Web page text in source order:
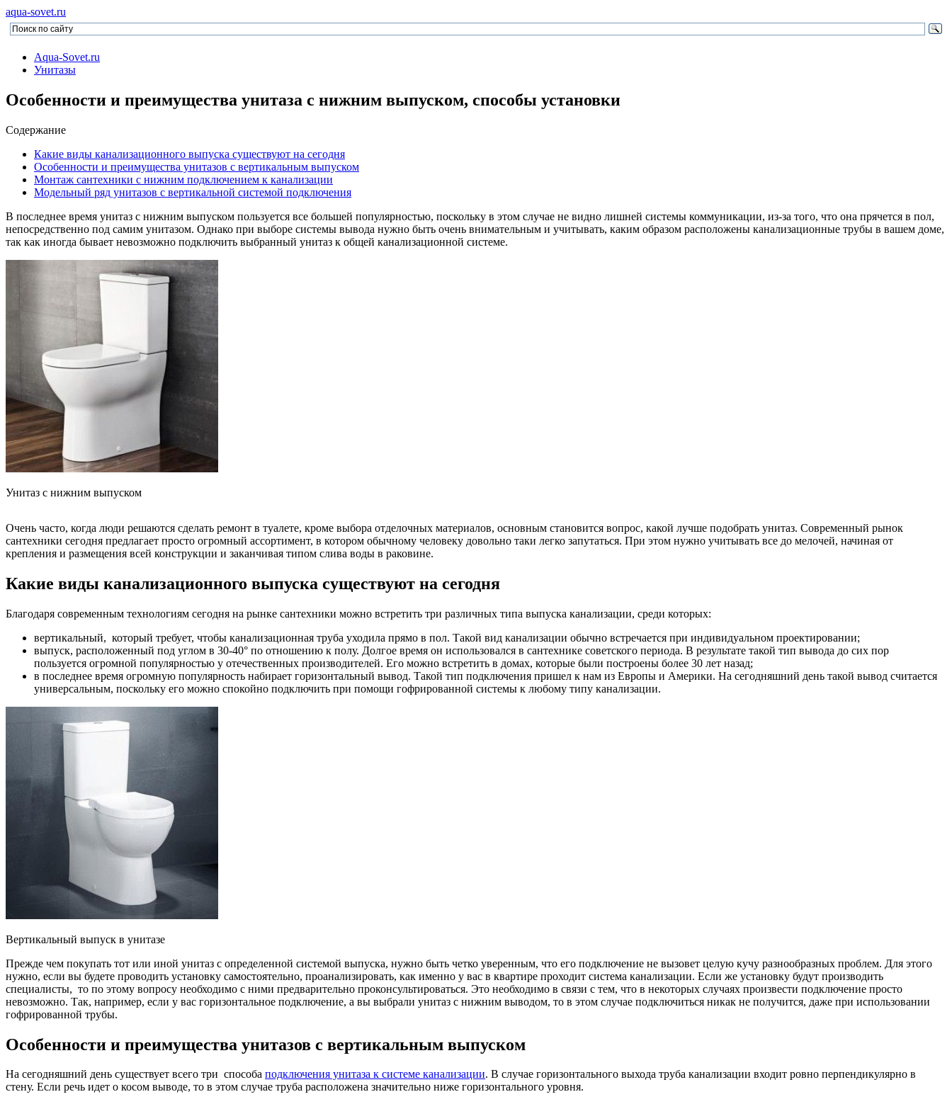
aqua-sovet.ru
Aqua-Sovet.ru
Унитазы
Особенности и преимущества унитаза с нижним выпуском, способы установки
Содержание
Какие виды канализационного выпуска существуют на сегодня
Особенности и преимущества унитазов с вертикальным выпуском
Монтаж сантехники с нижним подключением к канализации
Модельный ряд унитазов с вертикальной системой подключения
В последнее время унитаз с нижним выпуском пользуется все большей популярностью, поскольку в этом случае не видно лишней системы коммуникации, из-за того, что она прячется в пол,
непосредственно под самим унитазом. Однако при выборе системы вывода нужно быть очень внимательным и учитывать, каким образом расположены канализационные трубы в вашем доме,
так как иногда бывает невозможно подключить выбранный унитаз к общей канализационной системе.
Унитаз с нижним выпуском
Очень часто, когда люди решаются сделать ремонт в туалете, кроме выбора отделочных материалов, основным становится вопрос, какой лучше подобрать унитаз. Современный рынок
сантехники сегодня предлагает просто огромный ассортимент, в котором обычному человеку довольно таки легко запутаться. При этом нужно учитывать все до мелочей, начиная от
крепления и размещения всей конструкции и заканчивая типом слива воды в раковине.
Какие виды канализационного выпуска существуют на сегодня
Благодаря современным технологиям сегодня на рынке сантехники можно встретить три различных типа выпуска канализации, среди которых:
вертикальный, который требует, чтобы канализационная труба уходила прямо в пол. Такой вид канализации обычно встречается при индивидуальном проектировании;
выпуск, расположенный под углом в 30-40° по отношению к полу. Долгое время он использовался в сантехнике советского периода. В результате такой тип вывода до сих пор
пользуется огромной популярностью у отечественных производителей. Его можно встретить в домах, которые были построены более 30 лет назад;
в последнее время огромную популярность набирает горизонтальный вывод. Такой тип подключения пришел к нам из Европы и Америки. На сегодняшний день такой вывод считается
универсальным, поскольку его можно спокойно подключить при помощи гофрированной системы к любому типу канализации.
Вертикальный выпуск в унитазе
Прежде чем покупать тот или иной унитаз с определенной системой выпуска, нужно быть четко уверенным, что его подключение не вызовет целую кучу разнообразных проблем. Для этого
нужно, если вы будете проводить установку самостоятельно, проанализировать, как именно у вас в квартире проходит система канализации. Если же установку будут производить
специалисты, то по этому вопросу необходимо с ними предварительно проконсультироваться. Это необходимо в связи с тем, что в некоторых случаях произвести подключение просто
невозможно. Так, например, если у вас горизонтальное подключение, а вы выбрали унитаз с нижним выводом, то в этом случае подключиться никак не получится, даже при использовании
гофрированной трубы.
Особенности и преимущества унитазов с вертикальным выпуском
На сегодняшний день существует всего три способа подключения унитаза к системе канализации. В случае горизонтального выхода труба канализации входит ровно перпендикулярно в
стену. Если речь идет о косом выводе, то в этом случае труба расположена значительно ниже горизонтального уровня.